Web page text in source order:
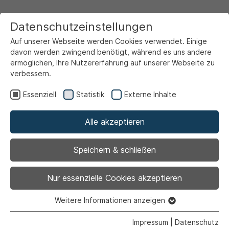
Gewerberegister
Ihr Eintrag auf ahlen.de
Sie benötigen die E-Mail-Adresse,
mit der Sie das Profil oder den
Datenschutzeinstellungen
Auf unserer Webseite werden Cookies verwendet. Einige
davon werden zwingend benötigt, während es uns andere
ermöglichen, Ihre Nutzererfahrung auf unserer Webseite zu
verbessern.
Essenziell Statistik Externe Inhalte
Alle akzeptieren
Speichern & schließen
Nur essenzielle Cookies akzeptieren
Essenzielle Cookies werden für grundlegende Funktionen
Weitere Informationen anzeigen
Impressum Datenschutz